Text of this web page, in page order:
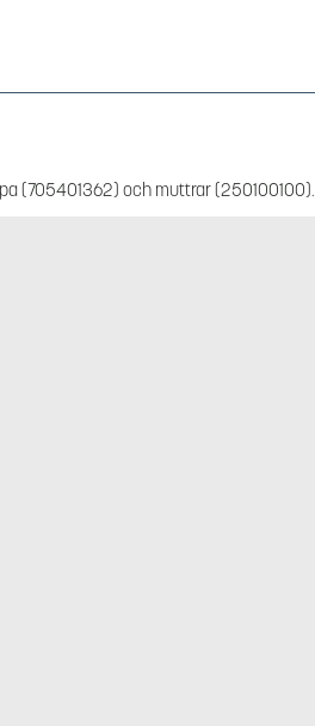
(705401362) och muttrar (250100100).